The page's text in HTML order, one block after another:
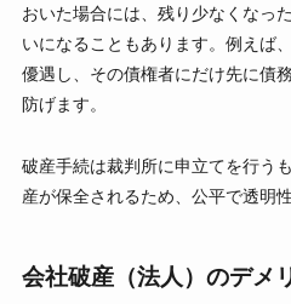
おいた場合には、残り少なくなっ
いになることもあります。例えば
優遇し、その債権者にだけ先に債
防げます。
破産手続は裁判所に申立てを行う
産が保全されるため、公平で透明
会社破産（法人）のデメ